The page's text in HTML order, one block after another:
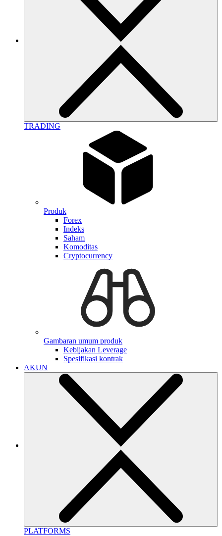
TRADING
Produk
Forex
Indeks
Saham
Komoditas
Cryptocurrency
Gambaran umum produk
Kebijakan Leverage
Spesifikasi kontrak
AKUN
PLATFORMS